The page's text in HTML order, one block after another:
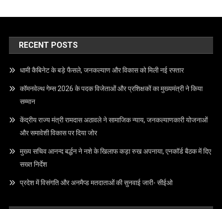
RECENT POSTS
धामी कैबिनेट के बड़े फैसले, जनकल्याण और विकास को मिली नई रफ्तार
कॉमनवेल्थ गेम्स 2026 के पदक विजेताओं और प्रशिक्षकों का मुख्यमंत्री ने किया
सम्मान
केंद्रीय राज्य मंत्री रामदास अठावले ने सामाजिक न्याय, जनकल्याणकारी योजनाओं
और समावेशी विकास पर दिया जोर
मुख्य सचिव आनन्द बर्द्धन ने नशे के खिलाफ कड़ा रुख अपनाया, एनकॉर्ड बैठक में दिए
सख्त निर्देश
प्रदेश में विसंगति और अनमैप्ड मतदाताओं की सुनवाई जारी- सीईओ